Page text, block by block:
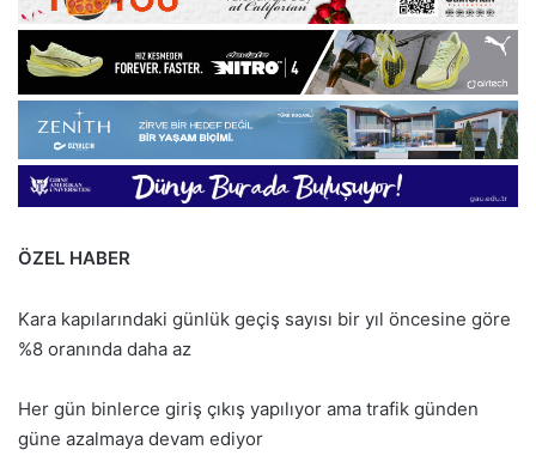
ÖZEL HABER
Kara kapılarındaki günlük geçiş sayısı bir yıl öncesine göre
%8 oranında daha az
Her gün binlerce giriş çıkış yapılıyor ama trafik günden
güne azalmaya devam ediyor